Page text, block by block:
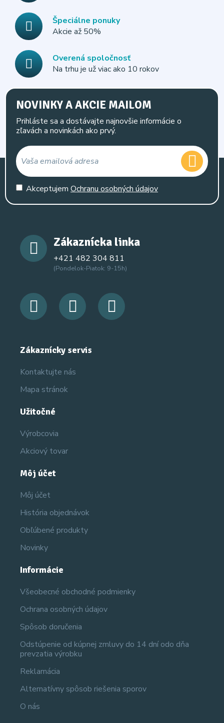
Špeciálne ponuky
Akcie až 50%
Overená spoločnosť
Na trhu je už viac ako 10 rokov
NOVINKY A AKCIE MAILOM
Prihláste sa a dostávajte najnovšie informácie o
zľavách a novinkách ako prvý.
Akceptujem Ochranu osobných údajov
Zákaznícka linka
+421 482 304 811
(Pondelok-Piatok: 9-15h)
Zákaznícky servis
Kontaktujte nás
Mapa stránok
Užitočné
Výrobcovia
Akciový tovar
Môj účet
Môj účet
História objednávok
Obľúbené produkty
Novinky
Informácie
Všeobecné obchodné podmienky
Ochrana osobných údajov
Spôsob doručenia
Odstúpenie od kúpnej zmluvy do 14 dní odo dňa
prevzatia výrobku
Reklamácia
Alternatívny spôsob riešenia sporov
O nás